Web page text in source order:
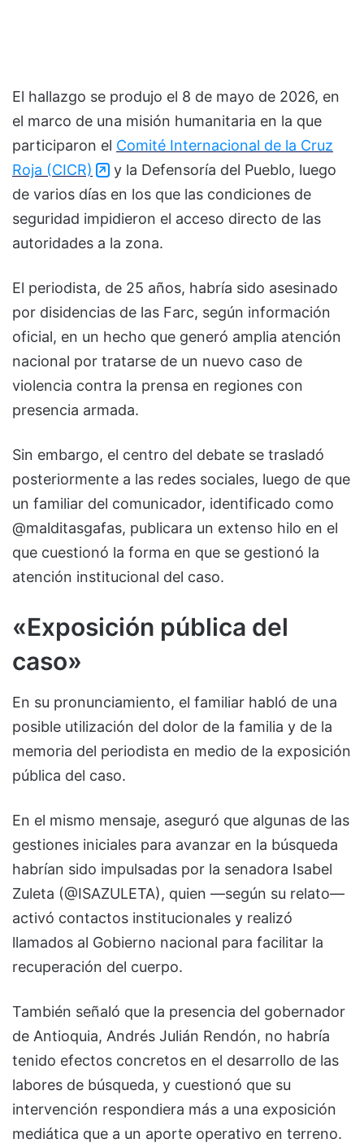
El hallazgo se produjo el 8 de mayo de 2026, en
el marco de una misión humanitaria en la que
participaron el Comité Internacional de la Cruz
Roja (CICR)
y la Defensoría del Pueblo, luego
de varios días en los que las condiciones de
seguridad impidieron el acceso directo de las
autoridades a la zona.
El periodista, de 25 años, habría sido asesinado
por disidencias de las Farc, según información
oficial, en un hecho que generó amplia atención
nacional por tratarse de un nuevo caso de
violencia contra la prensa en regiones con
presencia armada.
Sin embargo, el centro del debate se trasladó
posteriormente a las redes sociales, luego de que
un familiar del comunicador, identificado como
@malditasgafas, publicara un extenso hilo en el
que cuestionó la forma en que se gestionó la
atención institucional del caso.
«Exposición pública del
caso»
En su pronunciamiento, el familiar habló de una
posible utilización del dolor de la familia y de la
memoria del periodista en medio de la exposición
pública del caso.
En el mismo mensaje, aseguró que algunas de las
gestiones iniciales para avanzar en la búsqueda
habrían sido impulsadas por la senadora Isabel
Zuleta (@ISAZULETA), quien —según su relato—
activó contactos institucionales y realizó
llamados al Gobierno nacional para facilitar la
recuperación del cuerpo.
También señaló que la presencia del gobernador
de Antioquia, Andrés Julián Rendón, no habría
tenido efectos concretos en el desarrollo de las
labores de búsqueda, y cuestionó que su
intervención respondiera más a una exposición
mediática que a un aporte operativo en terreno.